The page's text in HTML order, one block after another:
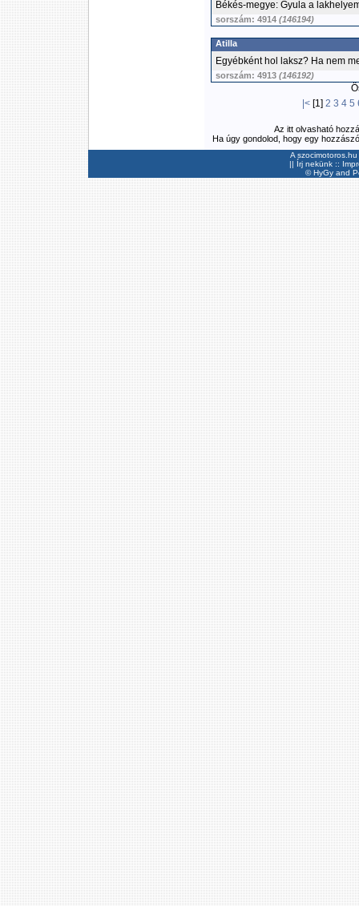
Békés-megye: Gyula a
sorszám: 4914 (146194)
Atilla
Egyébként hol laksz? Ha nem
sorszám: 4913 (146192)
|<[1] 2 3 4 5
Az itt olvasható
Ha úgy gondolod, hogy egy
A
|| Írj nekünk ::
©HyGyand